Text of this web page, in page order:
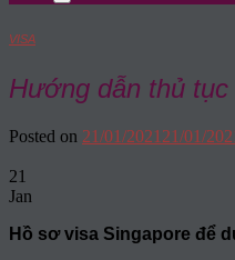
VISA
Hướng dẫn thủ
Posted on 21/01/2021 21/01/
21
Jan
Hồ sơ visa Singapore để